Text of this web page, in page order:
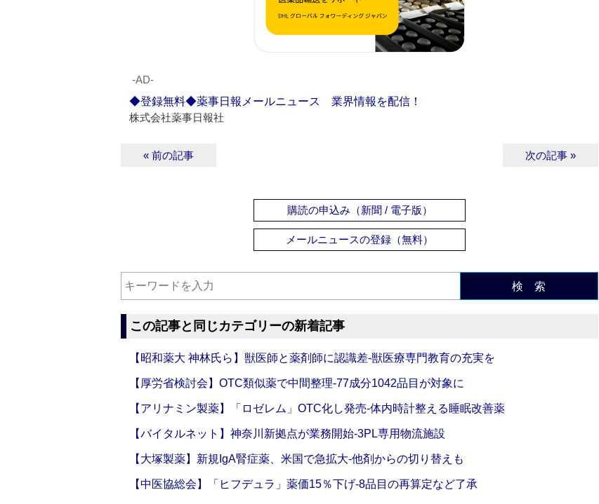
‐AD‐
◆登録無料◆薬事日報メールニュース 業界情報を配信！
株式会社薬事日報社
« 前の記事 次の記事 »
購読の申込み（新聞 / 電子版）
メールニュースの登録（無料）
検 索
この記事と同じカテゴリーの新着記事
【昭和薬大 神林氏ら】獣医師と薬剤師に認識差‐獣医療専門教育の充実を
【厚労省検討会】OTC類似薬で中間整理‐77成分1042品目が対象に
【アリナミン製薬】「ロゼレム」OTC化し発売‐体内時計整える睡眠改善薬
【バイタルネット】神奈川新拠点が業務開始‐3PL専用物流施設
【大塚製薬】新規IgA腎症薬、米国で急拡大‐他剤からの切り替えも
【中医協総会】「ヒフデュラ」薬価15％下げ‐8品目の再算定など了承